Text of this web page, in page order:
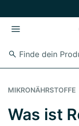
MIKRONÄHRSTOFFE
Was ist